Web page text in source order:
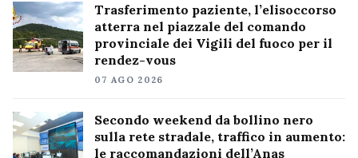
Trasferimento paziente, l’elisoccorso
atterra nel piazzale del comando
provinciale dei Vigili del fuoco per il
rendez-vous
07 AGO 2026
Secondo weekend da bollino nero
sulla rete stradale, traffico in aumento:
le raccomandazioni dell’Anas